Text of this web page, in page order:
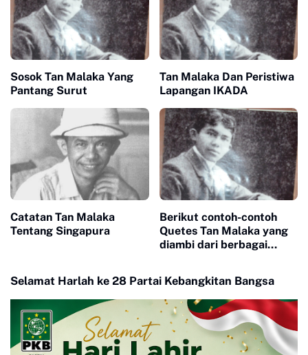
Sosok Tan Malaka Yang
Pantang Surut
Tan Malaka Dan Peristiwa
Lapangan IKADA
Catatan Tan Malaka
Tentang Singapura
Berikut contoh-contoh
Quetes Tan Malaka yang
diambi dari berbagai
Selamat Harlah ke 28 Partai Kebangkitan Bangsa